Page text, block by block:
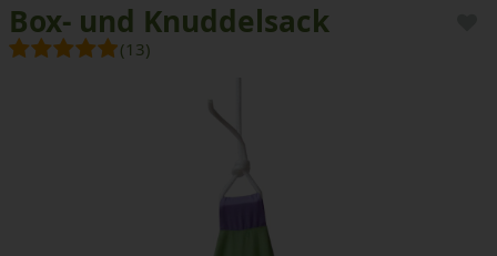
Box- und Knuddelsack
(13)